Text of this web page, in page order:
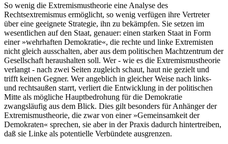
So wenig die Extremismustheorie eine Analyse des
Rechtsextremismus ermöglicht, so wenig verfügen ihre Vertreter
über eine geeignete Strategie, ihn zu bekämpfen. Sie setzen im
wesentlichen auf den Staat, genauer: einen starken Staat in Form
einer »wehrhaften Demokratie«, die rechte und linke Extremisten
nicht gleich ausschalten, aber aus dem politischen Machtzentrum der
Gesellschaft heraushalten soll. Wer - wie es die Extremismustheorie
verlangt - nach zwei Seiten zugleich schaut, haut nie gezielt und
trifft keinen Gegner. Wer angeblich in gleicher Weise nach links-
und rechtsaußen starrt, verliert die Entwicklung in der politischen
Mitte als mögliche Hauptbedrohung für die Demokratie
zwangsläufig aus dem Blick. Dies gilt besonders für Anhänger der
Extremismustheorie, die zwar von einer »Gemeinsamkeit der
Demokraten« sprechen, sie aber in der Praxis dadurch hintertreiben,
daß sie Linke als potentielle Verbündete ausgrenzen.